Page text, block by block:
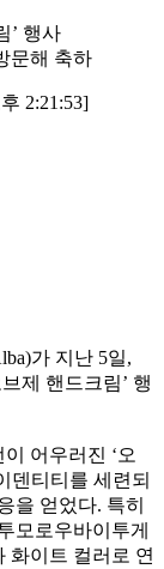
’ 행사
문해 축하
2:21:53]
가 지난 5일,
제 핸드크림’ 행
어우러진 ‘오
덴티티를 세련되
을 얻었다. 특히
모로우바이투게
화이트 컬러로 연